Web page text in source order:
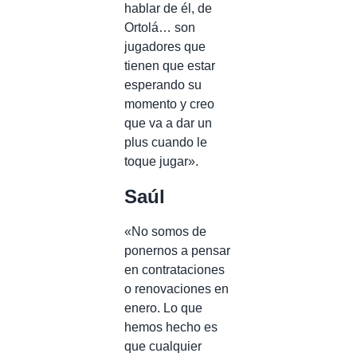
hablar de él, de
Ortolá… son
jugadores que
tienen que estar
esperando su
momento y creo
que va a dar un
plus cuando le
toque jugar».
Saúl
«No somos de
ponernos a pensar
en contrataciones
o renovaciones en
enero. Lo que
hemos hecho es
que cualquier